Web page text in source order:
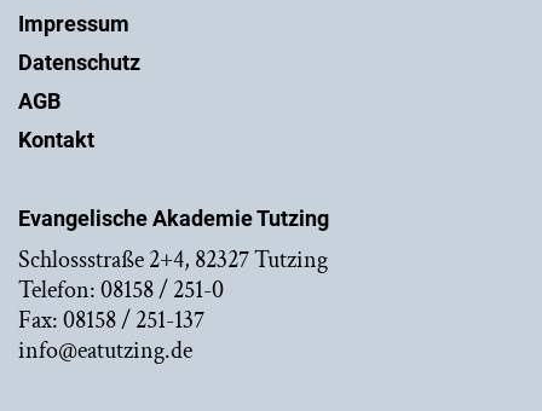
Evangelische Akademie Tutzing
Schlossstraße 2+4, 82327 Tutzing
Telefon: 08158 / 251-0
Fax: 08158 / 251-137
info@eatutzing.de
Impressum
Datenschutz
AGB
Kontakt